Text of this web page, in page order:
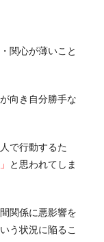
関心が薄いこと
向き自分勝手な
で行動するた
」
と思われてしま
関係に悪影響を
う状況に陥るこ